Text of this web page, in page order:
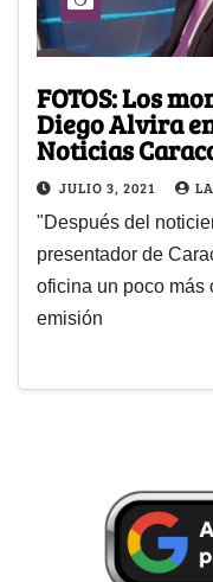
FOTOS: Los
Diego Alvira
Noticias
JULIO 3, 2021
"Después del
presentador de
oficina un poco más
emisión